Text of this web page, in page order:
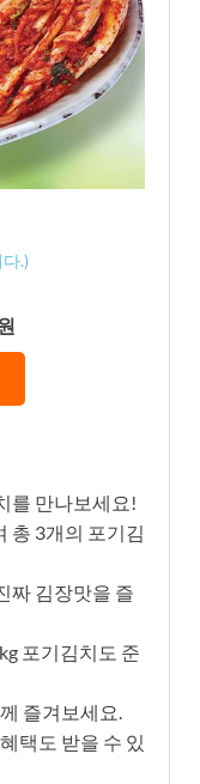
.)
를 만나보세요!
총 3개의 포기김
짜 김장맛을 즐
포기김치도 준
즐겨보세요.
택도 받을 수 있